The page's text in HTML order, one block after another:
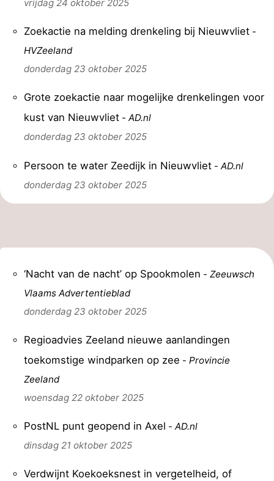
vrijdag 24 oktober 2025
Zoekactie na melding drenkeling bij Nieuwvliet -
HVZeeland
donderdag 23 oktober 2025
Grote zoekactie naar mogelijke drenkelingen voor
kust van Nieuwvliet -AD.nl
donderdag 23 oktober 2025
Persoon te water Zeedijk in Nieuwvliet -AD.nl
donderdag 23 oktober 2025
‘Nacht van de nacht’ op Spookmolen -Zeeuwsch
Vlaams Advertentieblad
donderdag 23 oktober 2025
Regioadvies Zeeland nieuwe aanlandingen
toekomstige windparken op zee -Provincie
Zeeland
woensdag 22 oktober 2025
PostNL punt geopend in Axel -AD.nl
dinsdag 21 oktober 2025
Verdwijnt Koekoeksnest in vergetelheid, of